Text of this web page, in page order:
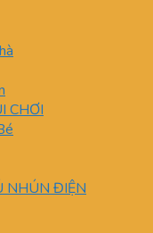
CHƠI
NHÚN ĐIỆN